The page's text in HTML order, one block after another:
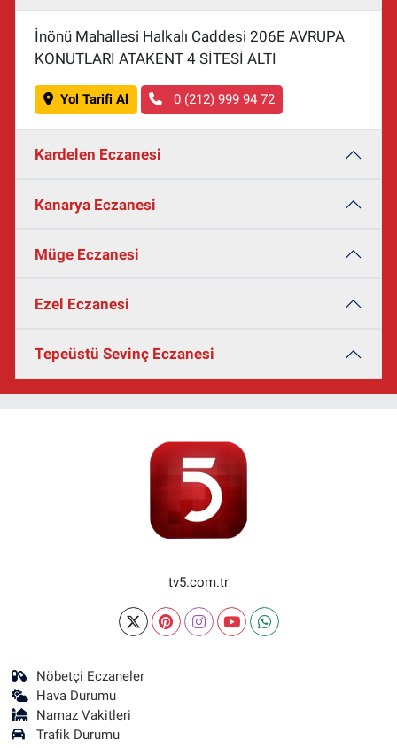
İnönü Mahallesi Halkalı Caddesi 206E AVRUPA
KONUTLARI ATAKENT 4 SİTESİ ALTI
Yol Tarifi Al 0 (212) 999 94 72
Kardelen Eczanesi
Kanarya Eczanesi
Müge Eczanesi
Ezel Eczanesi
Tepeüstü Sevinç Eczanesi
tv5.com.tr
Nöbetçi Eczaneler
Hava Durumu
Namaz Vakitleri
Trafik Durumu